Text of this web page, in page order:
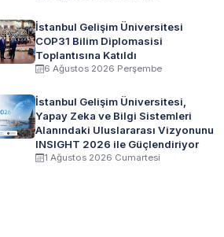
İstanbul Gelişim Üniversitesi
COP31 Bilim Diplomasisi
Toplantısına Katıldı
6 Ağustos 2026 Perşembe
İstanbul Gelişim Üniversitesi,
Yapay Zeka ve Bilgi Sistemleri
Alanındaki Uluslararası Vizyonunu
INSIGHT 2026 ile Güçlendiriyor
1 Ağustos 2026 Cumartesi